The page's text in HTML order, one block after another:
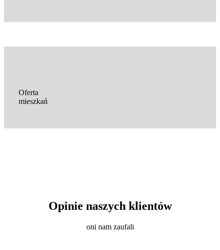
Oferta
mieszkań
Opinie naszych klientów
oni nam zaufali